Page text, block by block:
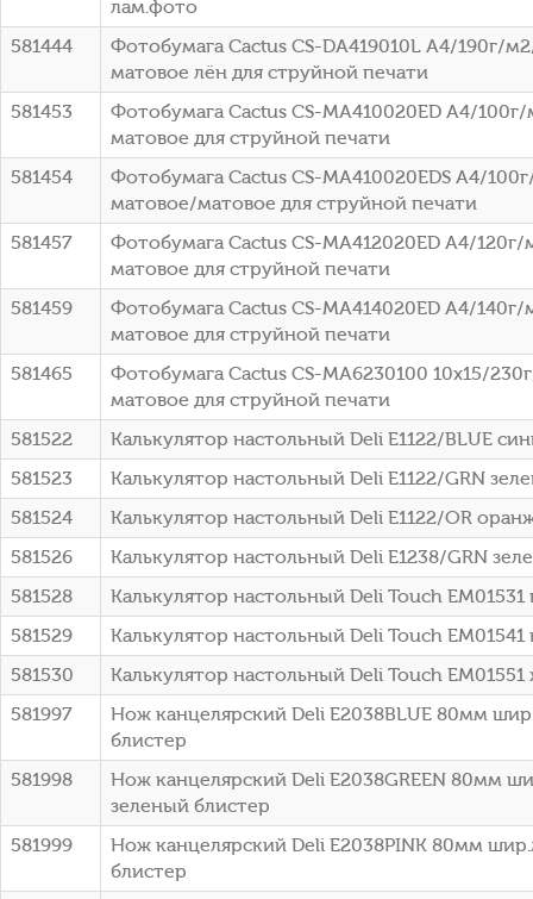
лам.фото
581444
Фотобумага Cactus CS-DA419010L A4/190г/
матовое лён для струйной печати
581453
Фотобумага Cactus CS-MA410020ED A4/
матовое для струйной печати
581454
Фотобумага Cactus CS-MA410020EDS A4/
матовое/матовое для струйной печати
581457
Фотобумага Cactus CS-MA412020ED A4/
матовое для струйной печати
581459
Фотобумага Cactus CS-MA414020ED A4/
матовое для струйной печати
581465
Фотобумага Cactus CS-MA6230100 10x15/
матовое для струйной печати
581522
Калькулятор настольный Deli E1122/BLUE
581523
Калькулятор настольный Deli E1122/GRN
581524
Калькулятор настольный Deli E1122/OR
581526
Калькулятор настольный Deli E1238/GRN
581528
Калькулятор настольный Deli Touch EM01531
581529
Калькулятор настольный Deli Touch EM01541
581530
Калькулятор настольный Deli Touch
581997
Нож канцелярский Deli E2038BLUE 80мм
блистер
581998
Нож канцелярский Deli E2038GREEN 80мм
зеленый блистер
581999
Нож канцелярский Deli E2038PINK 80мм
блистер